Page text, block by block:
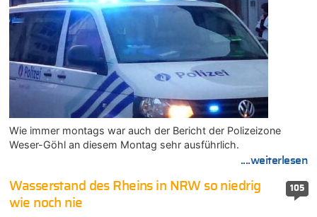
Wie immer montags war auch der Bericht der Polizeizone
Weser-Göhl an diesem Montag sehr ausführlich.
....weiterlesen
105
Wasserstand des Rheins in NRW so niedrig
wie noch nie